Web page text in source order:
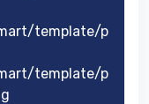
template/p
template/p